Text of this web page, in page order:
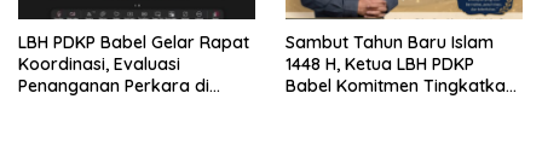
LBH PDKP Babel Gelar Rapat
Koordinasi, Evaluasi
Penanganan Perkara di
Sambut Tahun Baru Islam
1448 H, Ketua LBH PDKP
Babel Komitmen Tingkatkan